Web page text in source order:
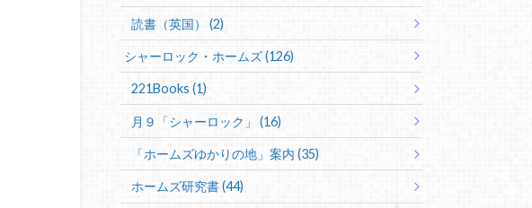
読書（英国） (2)
シャーロック・ホームズ (126)
221Books (1)
月９「シャーロック」 (16)
「ホームズゆかりの地」案内 (35)
ホームズ研究書 (44)